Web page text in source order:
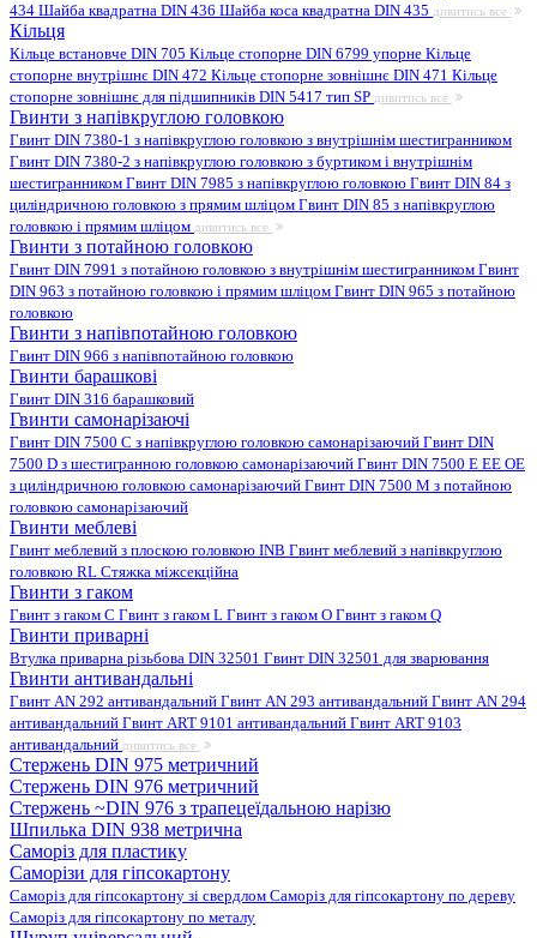
434 Шайба квадратна DIN 436 Шайба коса квадратна DIN 435 дивитись все
Кільця
Кільце встановче DIN 705 Кільце стопорне DIN 6799 упорне Кільце
стопорне внутрішнє DIN 472 Кільце стопорне зовнішнє DIN 471 Кільце
стопорне зовнішнє для підшипників DIN 5417 тип SP дивитись все
Гвинти з напівкруглою головкою
Гвинт DIN 7380-1 з напівкруглою головкою з внутрішнім шестигранником
Гвинт DIN 7380-2 з напівкруглою головкою з буртиком і внутрішнім
шестигранником Гвинт DIN 7985 з напівкруглою головкою Гвинт DIN 84 з
циліндричною головкою з прямим шліцом Гвинт DIN 85 з напівкруглою
головкою і прямим шліцом дивитись все
Гвинти з потайною головкою
Гвинт DIN 7991 з потайною головкою з внутрішнім шестигранником Гвинт
DIN 963 з потайною головкою і прямим шліцом Гвинт DIN 965 з потайною
головкою
Гвинти з напівпотайною головкою
Гвинт DIN 966 з напівпотайною головкою
Гвинти барашкові
Гвинт DIN 316 барашковий
Гвинти самонарізаючі
Гвинт DIN 7500 C з напівкруглою головкою самонарізаючий Гвинт DIN
7500 D з шестигранною головкою самонарізаючий Гвинт DIN 7500 E EE OE
з циліндричною головкою самонарізаючий Гвинт DIN 7500 M з потайною
головкою самонарізаючий
Гвинти меблеві
Гвинт меблевий з плоскою головкою INB Гвинт меблевий з напівкруглою
головкою RL Стяжка міжсекційна
Гвинти з гаком
Гвинт з гаком C Гвинт з гаком L Гвинт з гаком O Гвинт з гаком Q
Гвинти приварні
Втулка приварна різьбова DIN 32501 Гвинт DIN 32501 для зварювання
Гвинти антивандальні
Гвинт AN 292 антивандальний Гвинт AN 293 антивандальний Гвинт AN 294
антивандальний Гвинт ART 9101 антивандальний Гвинт ART 9103
антивандальний дивитись все
Стержень DIN 975 метричний
Стержень DIN 976 метричний
Стержень ~DIN 976 з трапецеїдальною нарізю
Шпилька DIN 938 метрична
Саморіз для пластику
Саморізи для гіпсокартону
Саморіз для гіпсокартону зі свердлом Саморіз для гіпсокартону по дереву
Саморіз для гіпсокартону по металу